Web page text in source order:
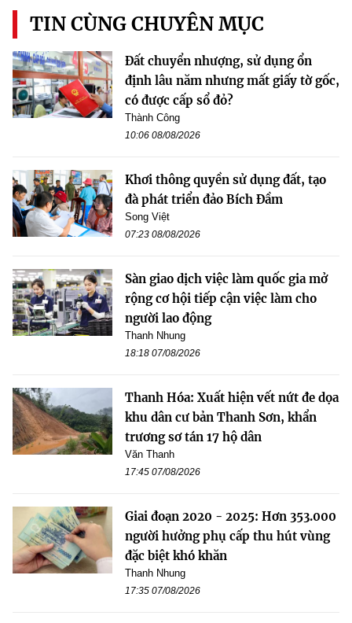
TIN CÙNG CHUYÊN MỤC
Đất chuyển nhượng, sử dụng ổn
định lâu năm nhưng mất giấy tờ gốc,
có được cấp sổ đỏ?
Thành Công
10:06 08/08/2026
Khơi thông quyền sử dụng đất, tạo
đà phát triển đảo Bích Đầm
Song Việt
07:23 08/08/2026
Sàn giao dịch việc làm quốc gia mở
rộng cơ hội tiếp cận việc làm cho
người lao động
Thanh Nhung
18:18 07/08/2026
Thanh Hóa: Xuất hiện vết nứt đe dọa
khu dân cư bản Thanh Sơn, khẩn
trương sơ tán 17 hộ dân
Văn Thanh
17:45 07/08/2026
Giai đoạn 2020 - 2025: Hơn 353.000
người hưởng phụ cấp thu hút vùng
đặc biệt khó khăn
Thanh Nhung
17:35 07/08/2026